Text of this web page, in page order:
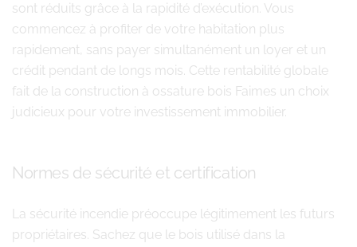
sont réduits grâce à la rapidité d’exécution. Vous
commencez à profiter de votre habitation plus
rapidement, sans payer simultanément un loyer et un
crédit pendant de longs mois. Cette rentabilité globale
fait de la construction à ossature bois Faimes un choix
judicieux pour votre investissement immobilier.
Normes de sécurité et certification
La sécurité incendie préoccupe légitimement les futurs
propriétaires. Sachez que le bois utilisé dans la